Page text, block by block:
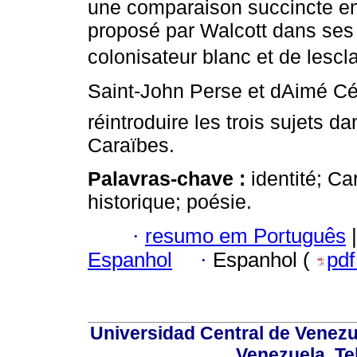
une comparaison succincte
proposé par Walcott dans
colonisateur blanc et de
Saint-John Perse et dAimé
réintroduire les trois sujets
Caraïbes.
Palavras-chave : identité;
historique; poésie.
· resumo em Português |
Espanhol
· Espanhol (
Universidad Central de